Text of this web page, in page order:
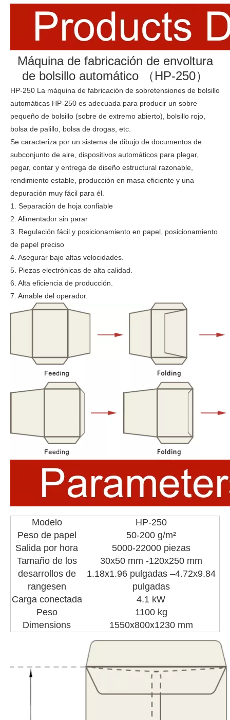
Máquina de fabricación de envoltura
de bolsillo automático （HP-250）
HP-250 La máquina de fabricación de sobretensiones de bolsillo
automáticas HP-250 es adecuada para producir un sobre
pequeño de bolsillo (sobre de extremo abierto), bolsillo rojo,
bolsa de palillo, bolsa de drogas, etc.
Se caracteriza por un sistema de dibujo de documentos de
subconjunto de aire, dispositivos automáticos para plegar,
pegar, contar y entrega de diseño estructural razonable,
rendimiento estable, producción en masa eficiente y una
depuración muy fácil para él.
1. Separación de hoja confiable
2. Alimentador sin parar
3. Regulación fácil y posicionamiento en papel, posicionamiento
de papel preciso
4. Asegurar bajo altas velocidades.
5. Piezas electrónicas de alta calidad.
6. Alta eficiencia de producción.
7. Amable del operador.
Modelo
HP-250
Peso de papel
50-200 g/m²
Salida por hora
5000-22000 piezas
Tamaño de los
desarrollos de
rangesen
30x50 mm -120x250 mm
1.18x1.96 pulgadas –4.72x9.84
pulgadas
Carga conectada
4.1 kW
Peso
1100 kg
Dimensions
1550x800x1230 mm